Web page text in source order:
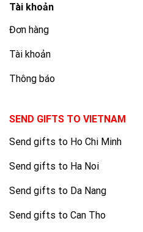
Tài khoản
Đơn hàng
Tài khoản
Thông báo
SEND GIFTS TO VIETNAM
Send gifts to Ho Chi Minh
Send gifts to Ha Noi
Send gifts to Da Nang
Send gifts to Can Tho